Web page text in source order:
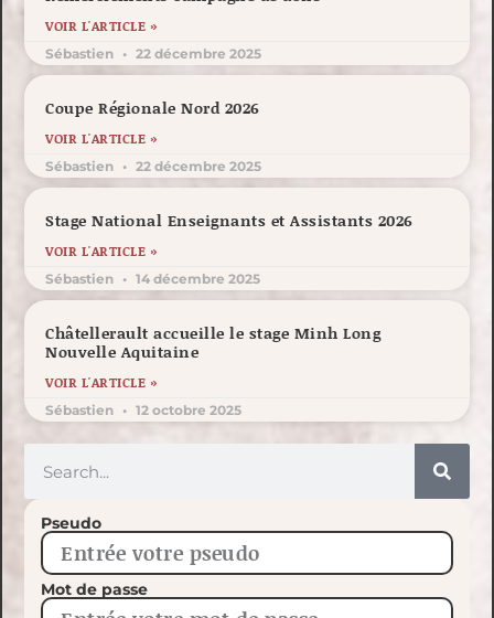
VOIR L'ARTICLE »
Sébastien 22 décembre 2025
Coupe Régionale Nord 2026
VOIR L'ARTICLE »
Sébastien 22 décembre 2025
Stage National Enseignants et Assistants 2026
VOIR L'ARTICLE »
Sébastien 14 décembre 2025
Châtellerault accueille le stage Minh Long
Nouvelle Aquitaine
VOIR L'ARTICLE »
Sébastien 12 octobre 2025
Pseudo
Mot de passe